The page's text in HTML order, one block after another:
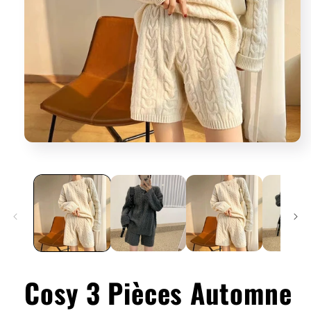
Cosy 3 Pièces Automne